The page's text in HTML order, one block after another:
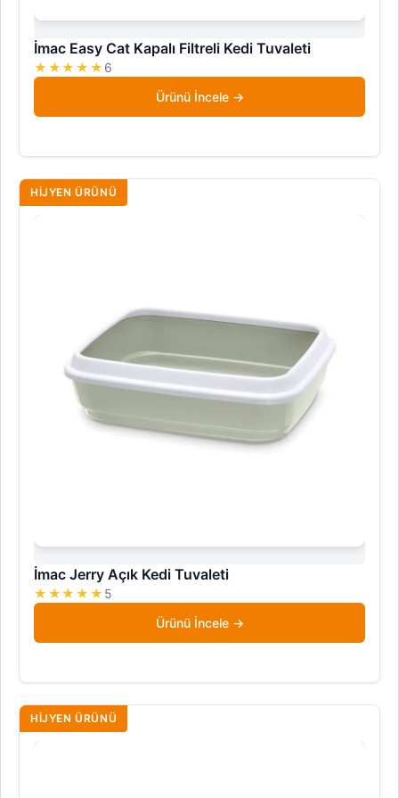
İmac Easy Cat Kapalı Filtreli Kedi Tuvaleti
★★★★★ 6
Ürünü İncele
HIJYEN ÜRÜNÜ
İmac Jerry Açık Kedi Tuvaleti
★★★★★ 5
Ürünü İncele
HIJYEN ÜRÜNÜ